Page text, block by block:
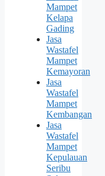
Mampet
Kelapa
Gading
Jasa
Wastafel
Mampet
Kemayoran
Jasa
Wastafel
Mampet
Kembangan
Jasa
Wastafel
Mampet
Kepulauan
Seribu